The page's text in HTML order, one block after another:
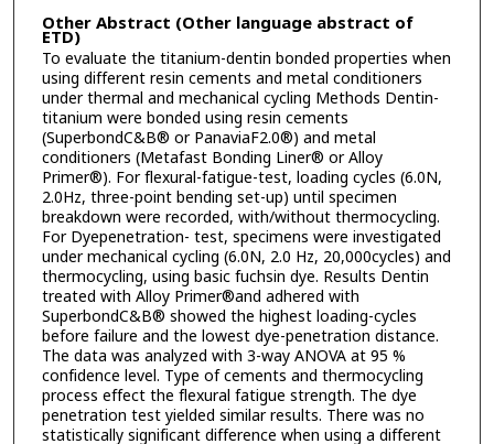
Other Abstract (Other language abstract of
ETD)
To evaluate the titanium-dentin bonded properties when
using different resin cements and metal conditioners
under thermal and mechanical cycling Methods Dentin-
titanium were bonded using resin cements
(SuperbondC&B® or PanaviaF2.0®) and metal
conditioners (Metafast Bonding Liner® or Alloy
Primer®). For flexural-fatigue-test, loading cycles (6.0N,
2.0Hz, three-point bending set-up) until specimen
breakdown were recorded, with/without thermocycling.
For Dyepenetration- test, specimens were investigated
under mechanical cycling (6.0N, 2.0 Hz, 20,000cycles) and
thermocycling, using basic fuchsin dye. Results Dentin
treated with Alloy Primer®and adhered with
SuperbondC&B® showed the highest loading-cycles
before failure and the lowest dye-penetration distance.
The data was analyzed with 3-way ANOVA at 95 %
confidence level. Type of cements and thermocycling
process effect the flexural fatigue strength. The dye
penetration test yielded similar results. There was no
statistically significant difference when using a different